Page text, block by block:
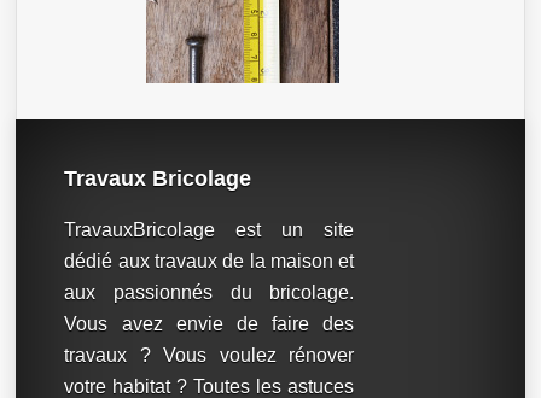
Travaux Bricolage
TravauxBricolage est un site
dédié aux travaux de la maison et
aux passionnés du bricolage.
Vous avez envie de faire des
travaux ? Vous voulez rénover
votre habitat ? Toutes les astuces